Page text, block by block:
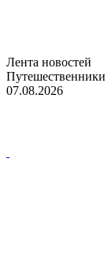
Лента новостей
Путешественники
07.08.2026